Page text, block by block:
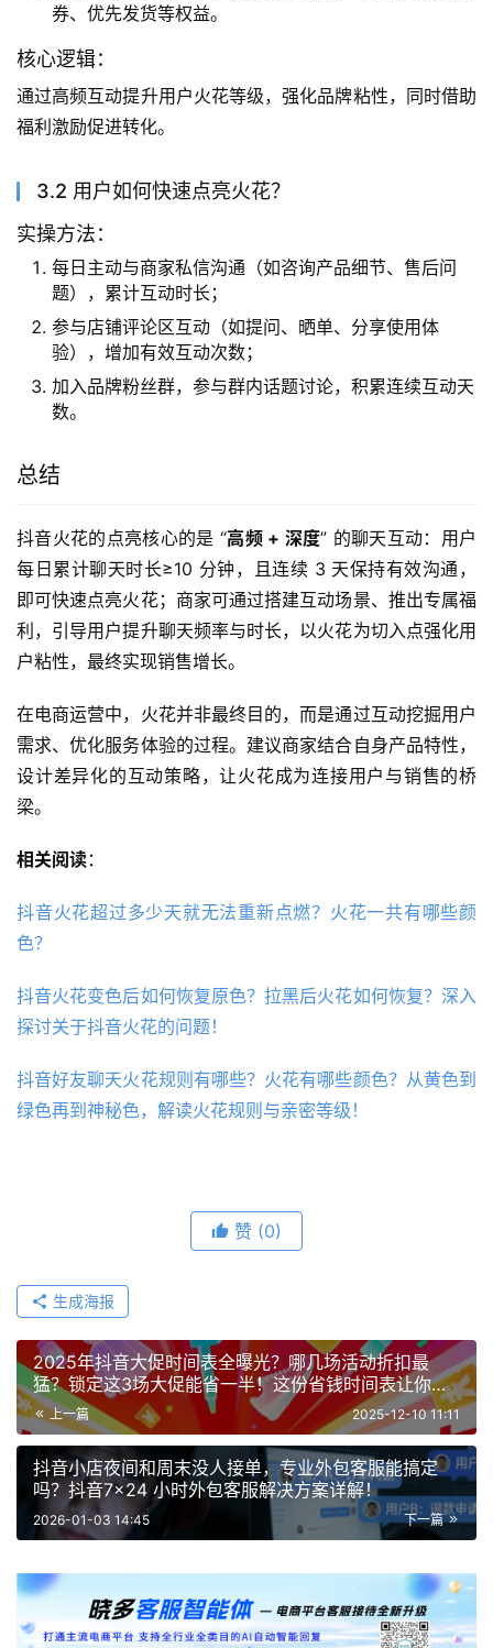
券、优先发货等权益。
核心逻辑：
通过高频互动提升用户火花等级，强化品牌粘性，同时借助
福利激励促进转化。
3.2 用户如何快速点亮火花？
实操方法：
每日主动与商家私信沟通（如咨询产品细节、售后问
题），累计互动时长；
参与店铺评论区互动（如提问、晒单、分享使用体
验），增加有效互动次数；
加入品牌粉丝群，参与群内话题讨论，积累连续互动天
数。
总结
抖音火花的点亮核心的是 “高频 + 深度” 的聊天互动：用户
每日累计聊天时长≥10 分钟，且连续 3 天保持有效沟通，
即可快速点亮火花；商家可通过搭建互动场景、推出专属福
利，引导用户提升聊天频率与时长，以火花为切入点强化用
户粘性，最终实现销售增长。
在电商运营中，火花并非最终目的，而是通过互动挖掘用户
需求、优化服务体验的过程。建议商家结合自身产品特性，
设计差异化的互动策略，让火花成为连接用户与销售的桥
梁。
相关阅读：
抖音火花超过多少天就无法重新点燃？火花一共有哪些颜
色？
抖音火花变色后如何恢复原色？拉黑后火花如何恢复？深入
探讨关于抖音火花的问题！
抖音好友聊天火花规则有哪些？火花有哪些颜色？从黄色到
绿色再到神秘色，解读火花规则与亲密等级！
赞 (0)
生成海报
2025年抖音大促时间表全曝光？哪几场活动折扣最
猛？锁定这3场大促能省一半！这份省钱时间表让你不
错过每个爆单机会，附闭眼冲省钱攻略！
上一篇 2025-12-10 11:11
抖音小店夜间和周末没人接单，专业外包客服能搞定
吗？抖音7×24 小时外包客服解决方案详解！
下一篇
2026-01-03 14:45